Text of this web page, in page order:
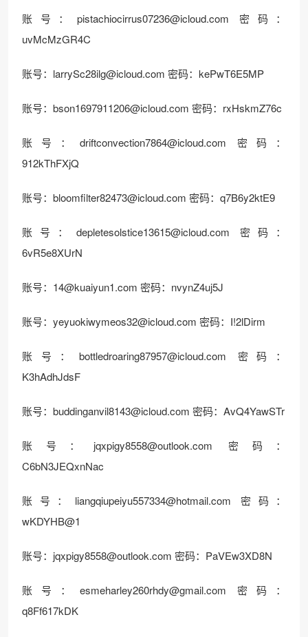
账号：pistachiocirrus07236@icloud.com 密码：
uvMcMzGR4C
账号：larrySc28ilg@icloud.com 密码：kePwT6E5MP
账号：bson1697911206@icloud.com 密码：rxHskmZ76c
账号：driftconvection7864@icloud.com 密码：
912kThFXjQ
账号：bloomfilter82473@icloud.com 密码：q7B6y2ktE9
账号：depletesolstice13615@icloud.com 密码：
6vR5e8XUrN
账号：14@kuaiyun1.com 密码：nvynZ4uj5J
账号：yeyuokiwymeos32@icloud.com 密码：I!2lDirm
账号：bottledroaring87957@icloud.com 密码：
K3hAdhJdsF
账号：buddinganvil8143@icloud.com 密码：AvQ4YawSTr
账号：jqxpigy8558@outlook.com 密码：
C6bN3JEQxnNac
账号：liangqiupeiyu557334@hotmail.com 密码：
wKDYHB@1
账号：jqxpigy8558@outlook.com 密码：PaVEw3XD8N
账号：esmeharley260rhdy@gmail.com 密码：
q8Ff617kDK